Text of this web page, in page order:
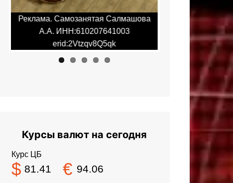
Реклама. Самозанятая Салмашова
А.А. ИНН:610207641003
erid:2Vtzqv8Q5qk
Реклама.
Курсы валют на сегодня
Курс ЦБ
$ 81.41 € 94.06